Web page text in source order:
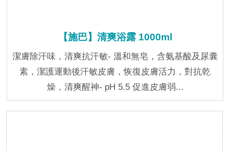
【施巴】清爽浴露 1000ml
潔膚除汗味，清爽抗汗敏- 溫和無皂，含氨基酸及尿囊
素，潔護運動後汗敏皮膚，恢復皮膚活力，對抗乾
燥，清爽醒神- pH 5.5 促進皮膚弱...